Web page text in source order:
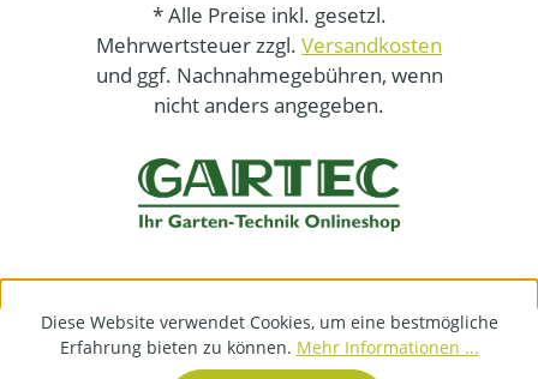
* Alle Preise inkl. gesetzl.
Mehrwertsteuer zzgl. Versandkosten
und ggf. Nachnahmegebühren, wenn
nicht anders angegeben.
Diese Website verwendet Cookies, um eine bestmögliche
Erfahrung bieten zu können. Mehr Informationen ...